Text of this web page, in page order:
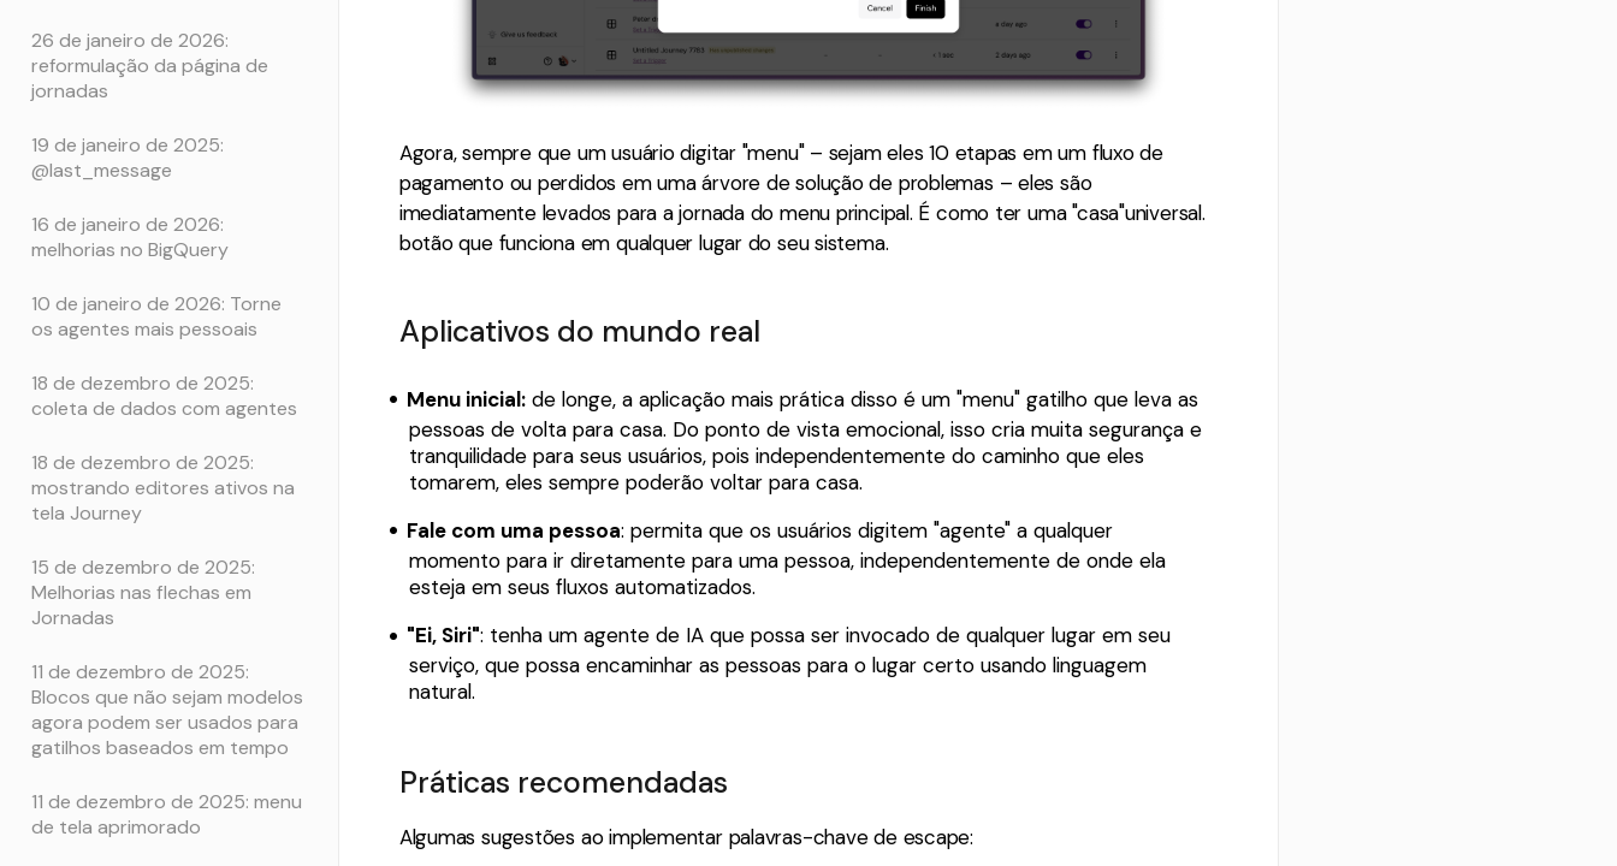
26 de janeiro de 2026:
reformulação da página de
jornadas
19 de janeiro de 2025:
@last_message
16 de janeiro de 2026:
melhorias no BigQuery
10 de janeiro de 2026: Torne
os agentes mais pessoais
18 de dezembro de 2025:
coleta de dados com agentes
18 de dezembro de 2025:
mostrando editores ativos na
tela Journey
15 de dezembro de 2025:
Melhorias nas flechas em
Jornadas
11 de dezembro de 2025:
Blocos que não sejam modelos
agora podem ser usados ​​para
gatilhos baseados em tempo
11 de dezembro de 2025: menu
de tela aprimorado
Agora, sempre que um usuário digitar "menu" – sejam eles 10 etapas em um fluxo de
pagamento ou perdidos em uma árvore de solução de problemas – eles são
imediatamente levados para a jornada do menu principal. É como ter uma "casa"universal.
botão que funciona em qualquer lugar do seu sistema.
Aplicativos do mundo real
Menu inicial: de longe, a aplicação mais prática disso é um "menu" gatilho que leva as
pessoas de volta para casa. Do ponto de vista emocional, isso cria muita segurança e
tranquilidade para seus usuários, pois independentemente do caminho que eles
tomarem, eles sempre poderão voltar para casa.
Fale com uma pessoa: permita que os usuários digitem "agente" a qualquer
momento para ir diretamente para uma pessoa, independentemente de onde ela
esteja em seus fluxos automatizados.
"Ei, Siri": tenha um agente de IA que possa ser invocado de qualquer lugar em seu
serviço, que possa encaminhar as pessoas para o lugar certo usando linguagem
natural.
Práticas recomendadas
Algumas sugestões ao implementar palavras-chave de escape: